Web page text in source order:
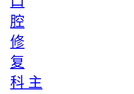
腔
修
复
科 主